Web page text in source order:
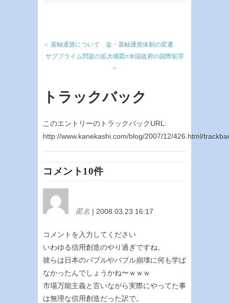
＜ 基軸通貨について 金・基軸通貨体制の変遷
サブプライム問題の拡大構図=米国政府の国際犯罪
＞
トラックバック
このエントリーのトラックバックURL:
http://www.kanekashi.com/blog/2007/12/426.html/
コメント10件
匿名 | 2008.03.23 16:17
コメントを入力してください
いわゆる信用創造のやり過ぎですね。
彼らは日本のバブルやバブル崩壊に何も学ば
なかったんでしょうかね〜ｗｗｗ
市場万能主義と言いながら実際にやってた事
は無理な信用創造だった訳で。